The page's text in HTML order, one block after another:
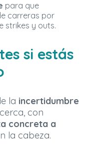
para que
carreras por
strikes y outs.
si estás
la incertidumbre
con
concreta a
la cabeza.